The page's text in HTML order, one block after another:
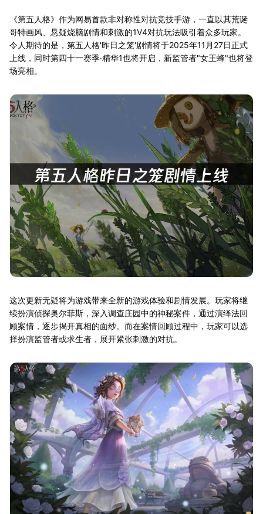
《第五人格》作为网易首款非对称性对抗竞技手游，一直以其荒诞
哥特画风、悬疑烧脑剧情和刺激的1V4对抗玩法吸引着众多玩家。
令人期待的是，第五人格'昨日之笼'剧情将于2025年11月27日正式
上线，同时第四十一赛季·精华1也将开启，新监管者"女王蜂"也将登
场亮相。
这次更新无疑将为游戏带来全新的游戏体验和剧情发展。玩家将继
续扮演侦探奥尔菲斯，深入调查庄园中的神秘案件，通过演绎法回
顾案情，逐步揭开真相的面纱。而在案情回顾过程中，玩家可以选
择扮演监管者或求生者，展开紧张刺激的对抗。